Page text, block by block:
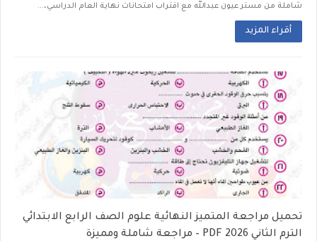
شاملة من مستر عيون عبدالله مع اقتراب امتحانات نهاية العام الدراسي،...
أقراء المزيد
تحميل مراجعة المتميز النهائية علوم الصف الرابع الابتدائي
الترم الثاني 2026 PDF – مراجعة شاملة ومميزة